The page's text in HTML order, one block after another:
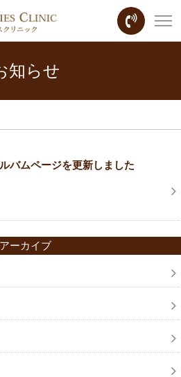
知らせ
バムページを更新しました
アーカイブ